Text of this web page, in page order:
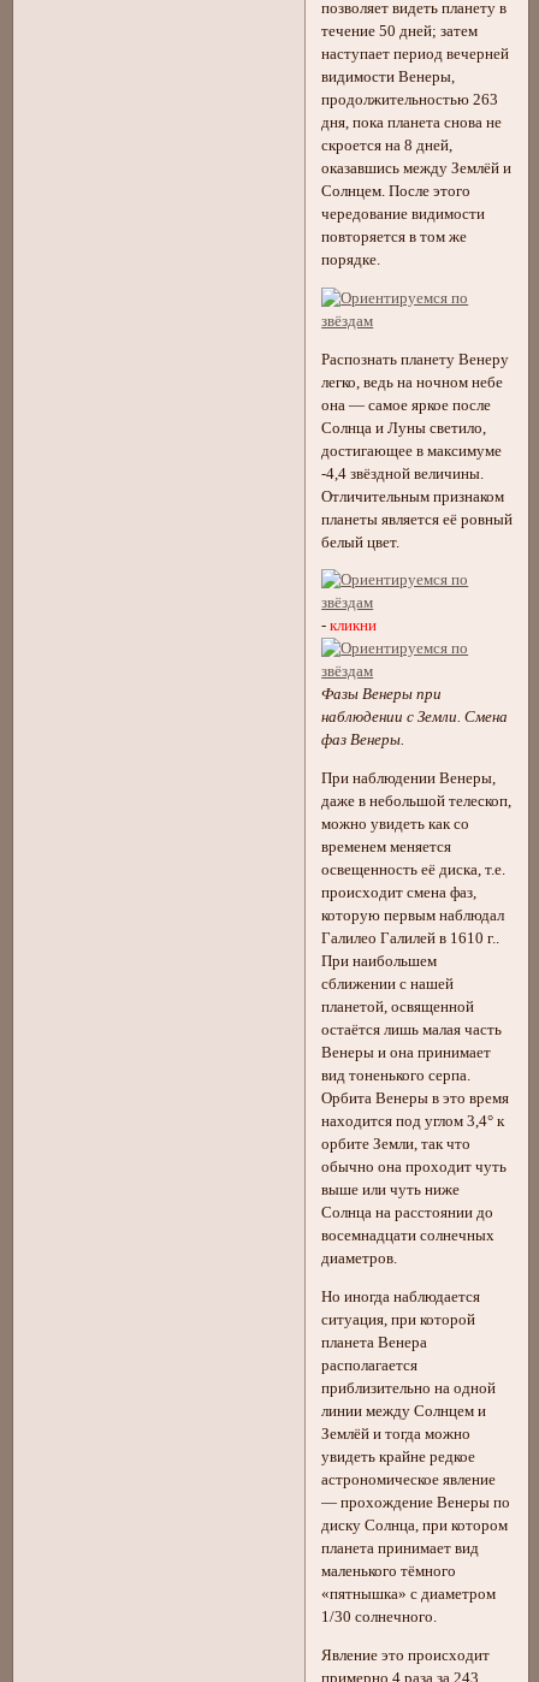
позволяет видеть планету в
течение 50 дней; затем
наступает период вечерней
видимости Венеры,
продолжительностью 263
дня, пока планета снова не
скроется на 8 дней,
оказавшись между Землёй и
Солнцем. После этого
чередование видимости
повторяется в том же
порядке.
Распознать планету Венеру
легко, ведь на ночном небе
она — самое яркое после
Солнца и Луны светило,
достигающее в максимуме
-4,4 звёздной величины.
Отличительным признаком
планеты является её ровный
белый цвет.
-кликни
Фазы Венеры при
наблюдении с Земли. Смена
фаз Венеры.
При наблюдении Венеры,
даже в небольшой телескоп,
можно увидеть как со
временем меняется
освещенность её диска, т.е.
происходит смена фаз,
которую первым наблюдал
Галилео Галилей в 1610 г..
При наибольшем
сближении с нашей
планетой, освященной
остаётся лишь малая часть
Венеры и она принимает
вид тоненького серпа.
Орбита Венеры в это время
находится под углом 3,4° к
орбите Земли, так что
обычно она проходит чуть
выше или чуть ниже
Солнца на расстоянии до
восемнадцати солнечных
диаметров.
Но иногда наблюдается
ситуация, при которой
планета Венера
располагается
приблизительно на одной
линии между Солнцем и
Землёй и тогда можно
увидеть крайне редкое
астрономическое явление
— прохождение Венеры по
диску Солнца, при котором
планета принимает вид
маленького тёмного
«пятнышка» с диаметром
1/30 солнечного.
Явление это происходит
примерно 4 раза за 243